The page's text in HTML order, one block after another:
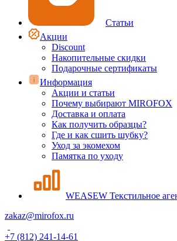
Статьи
Акции
Discount
Накопительные скидки
Подарочные сертификаты
Информация
Акции и статьи
Почему выбирают MIROFOX
Доставка и оплата
Как получить образцы?
Где и как сшить шубку?
Уход за экомехом
Памятка по уходу
WEASEW Текстильное
zakaz@mirofox.ru
+7 (812) 241-14-61